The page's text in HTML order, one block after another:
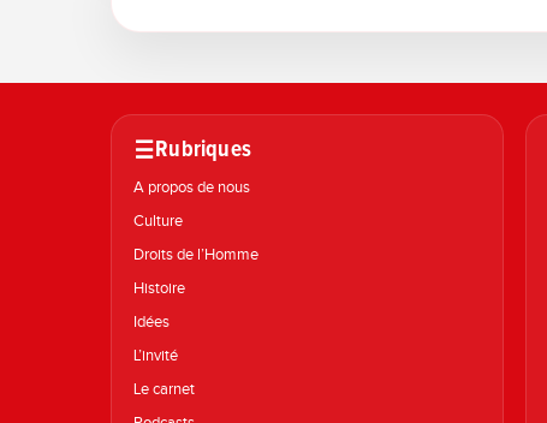
Rubriques
A propos de nous
Culture
Droits de l’Homme
Histoire
Idées
L’invité
Le carnet